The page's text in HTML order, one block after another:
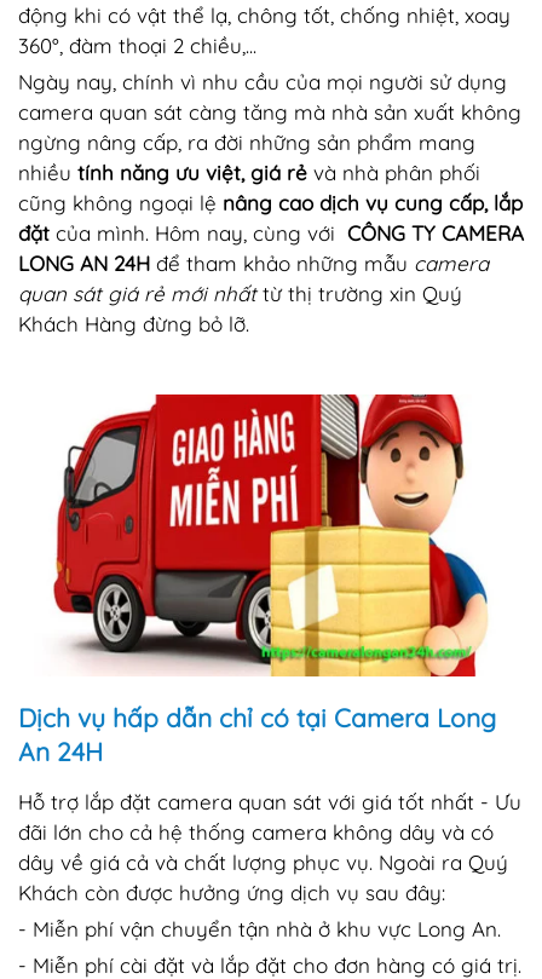
động khi có vật thể lạ, chông tốt, chống nhiệt, xoay
360°, đàm thoại 2 chiều,...
Ngày nay, chính vì nhu cầu của mọi người sử dụng
camera quan sát càng tăng mà nhà sản xuất không
ngừng nâng cấp, ra đời những sản phẩm mang
nhiều tính năng ưu việt, giá rẻ và nhà phân phối
cũng không ngoại lệ nâng cao dịch vụ cung cấp, lắp
đặt của mình. Hôm nay, cùng với CÔNG TY CAMERA
LONG AN 24H để tham khảo những mẫu camera
quan sát giá rẻ mới nhấttừ thị trường xin Quý
Khách Hàng đừng bỏ lỡ.
Dịch vụ hấp dẫn chỉ có tại Camera Long
An 24H
Hỗ trợ lắp đặt camera quan sát với giá tốt nhất - Ưu
đãi lớn cho cả hệ thống camera không dây và có
dây về giá cả và chất lượng phục vụ. Ngoài ra Quý
Khách còn được hưởng ứng dịch vụ sau đây:
- Miễn phí vận chuyển tận nhà ở khu vực Long An.
- Miễn phí cài đặt và lắp đặt cho đơn hàng có giá trị.